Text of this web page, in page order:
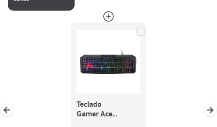
Teclado
Gamer Acer